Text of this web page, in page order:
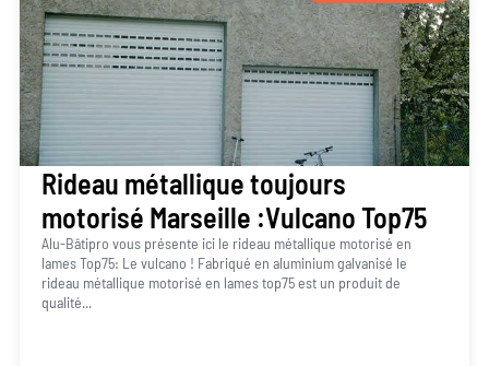
Rideau métallique toujours
motorisé Marseille :Vulcano Top75
Alu-Bâtipro vous présente ici le rideau métallique motorisé en
lames Top75: Le vulcano ! Fabriqué en aluminium galvanisé le
rideau métallique motorisé en lames top75 est un produit de
qualité...